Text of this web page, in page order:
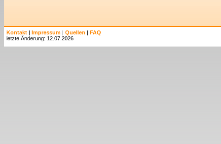
Kontakt | Impressum | Quellen | FAQ
letzte Änderung: 12.07.2026